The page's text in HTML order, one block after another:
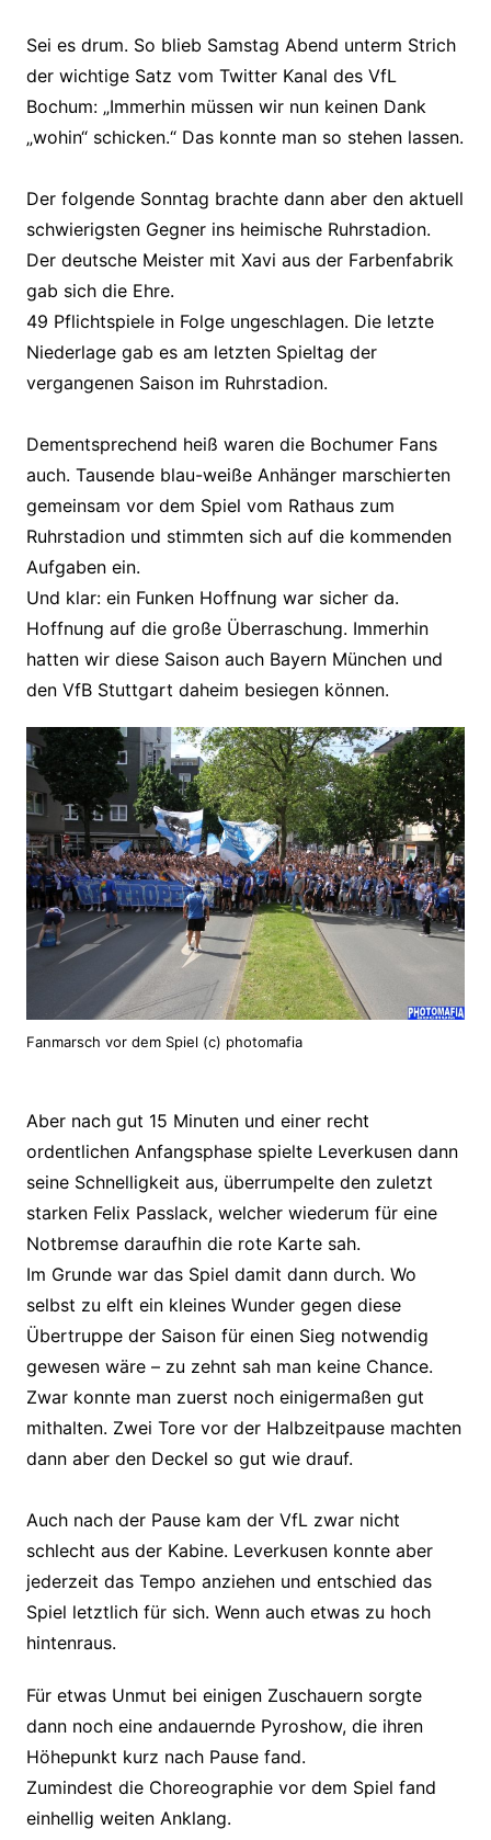
Sei es drum. So blieb Samstag Abend unterm Strich
der wichtige Satz vom Twitter Kanal des VfL
Bochum: „Immerhin müssen wir nun keinen Dank
„wohin“ schicken.“ Das konnte man so stehen lassen.
Der folgende Sonntag brachte dann aber den aktuell
schwierigsten Gegner ins heimische Ruhrstadion.
Der deutsche Meister mit Xavi aus der Farbenfabrik
gab sich die Ehre.
49 Pflichtspiele in Folge ungeschlagen. Die letzte
Niederlage gab es am letzten Spieltag der
vergangenen Saison im Ruhrstadion.
Dementsprechend heiß waren die Bochumer Fans
auch. Tausende blau-weiße Anhänger marschierten
gemeinsam vor dem Spiel vom Rathaus zum
Ruhrstadion und stimmten sich auf die kommenden
Aufgaben ein.
Und klar: ein Funken Hoffnung war sicher da.
Hoffnung auf die große Überraschung. Immerhin
hatten wir diese Saison auch Bayern München und
den VfB Stuttgart daheim besiegen können.
Fanmarsch vor dem Spiel (c) photomafia
Aber nach gut 15 Minuten und einer recht
ordentlichen Anfangsphase spielte Leverkusen dann
seine Schnelligkeit aus, überrumpelte den zuletzt
starken Felix Passlack, welcher wiederum für eine
Notbremse daraufhin die rote Karte sah.
Im Grunde war das Spiel damit dann durch. Wo
selbst zu elft ein kleines Wunder gegen diese
Übertruppe der Saison für einen Sieg notwendig
gewesen wäre – zu zehnt sah man keine Chance.
Zwar konnte man zuerst noch einigermaßen gut
mithalten. Zwei Tore vor der Halbzeitpause machten
dann aber den Deckel so gut wie drauf.
Auch nach der Pause kam der VfL zwar nicht
schlecht aus der Kabine. Leverkusen konnte aber
jederzeit das Tempo anziehen und entschied das
Spiel letztlich für sich. Wenn auch etwas zu hoch
hintenraus.
Für etwas Unmut bei einigen Zuschauern sorgte
dann noch eine andauernde Pyroshow, die ihren
Höhepunkt kurz nach Pause fand.
Zumindest die Choreographie vor dem Spiel fand
einhellig weiten Anklang.